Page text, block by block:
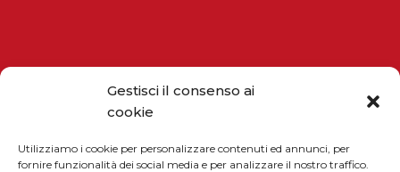
Gestisci il consenso ai
cookie
Utilizziamo i cookie per personalizzare contenuti ed annunci, per
fornire funzionalità dei social media e per analizzare il nostro traffico.